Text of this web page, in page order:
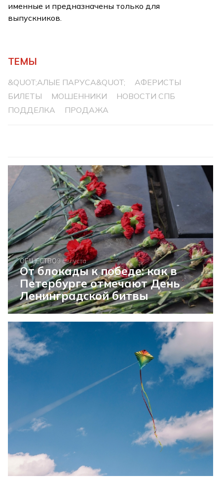
именные и предназначены только для
выпускников.
ТЕМЫ
&QUOT;АЛЫЕ ПАРУСА&QUOT;
АФЕРИСТЫ
БИЛЕТЫ
МОШЕННИКИ
НОВОСТИ СПБ
ПОДДЕЛКА
ПРОДАЖА
ОБЩЕСТВО9 августа
От блокады к победе: как в
Петербурге отмечают День
Ленинградской битвы